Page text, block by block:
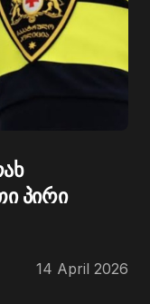
პირი
14 April 2026